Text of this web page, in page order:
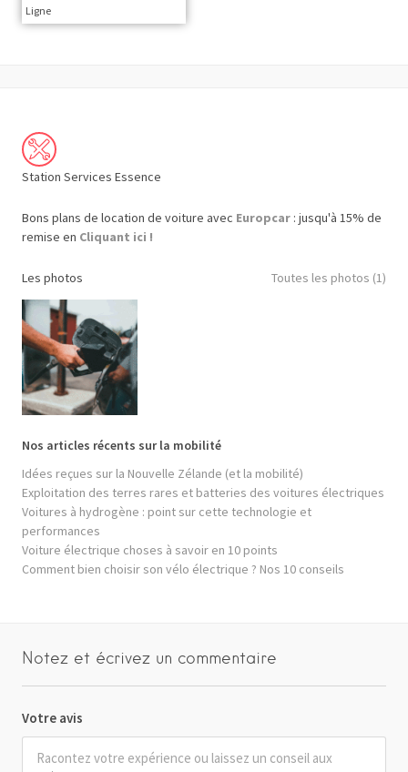
Ligne
Station Services Essence
Bons plans de location de voiture avec Europcar : jusqu'à 15% de
remise en Cliquant ici !
Les photos Toutes les photos (1)
Nos articles récents sur la mobilité
Idées reçues sur la Nouvelle Zélande (et la mobilité)
Exploitation des terres rares et batteries des voitures électriques
Voitures à hydrogène : point sur cette technologie et
performances
Voiture électrique choses à savoir en 10 points
Comment bien choisir son vélo électrique ? Nos 10 conseils
Notez et écrivez un commentaire
Votre avis